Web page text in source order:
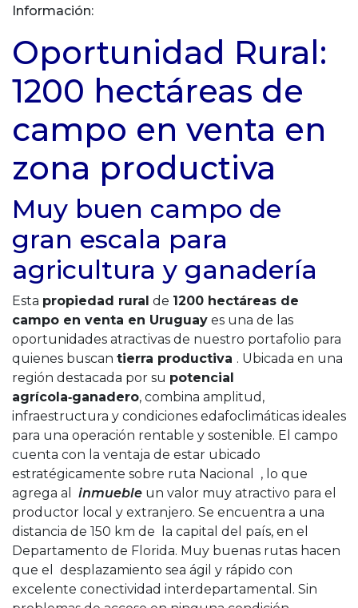
Información:
Oportunidad Rural:
1200 hectáreas de
campo en venta en
zona productiva
Muy buen campo de
gran escala para
agricultura y ganadería
Esta propiedad rural de 1200 hectáreas de
campo en venta en Uruguay es una de las
oportunidades atractivas de nuestro portafolio para
quienes buscan tierra productiva . Ubicada en una
región destacada por su potencial
agrícola‑ganadero, combina amplitud,
infraestructura y condiciones edafoclimáticas ideales
para una operación rentable y sostenible. El campo
cuenta con la ventaja de estar ubicado
estratégicamente sobre ruta Nacional , lo que
agrega al
inmueble un valor muy atractivo para el
productor local y extranjero. Se encuentra a una
distancia de 150 km de la capital del país, en el
Departamento de Florida. Muy buenas rutas hacen
que el desplazamiento sea ágil y rápido con
excelente conectividad interdepartamental. Sin